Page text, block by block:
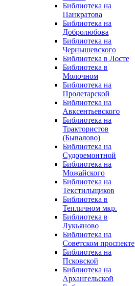
Библиотека на
Панкратова
Библиотека на
Добролюбова
Библиотека на
Чернышевского
Библиотека в Лосте
Библиотека в
Молочном
Библиотека на
Пролетарской
Библиотека на
Авксентьевского
Библиотека на
Трактористов
(Бывалово)
Библиотека на
Судоремонтной
Библиотека на
Можайского
Библиотека на
Текстильщиков
Библиотека в
Тепличном мкр.
Библиотека в
Лукьяново
Библиотека на
Советском проспекте
Библиотека на
Псковской
Библиотека на
Архангельской